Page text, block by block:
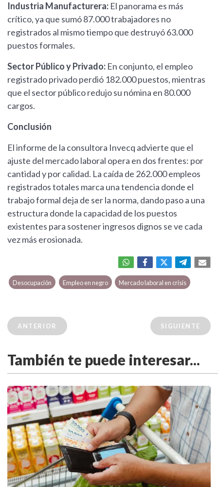
Industria Manufacturera: El panorama es más
crítico, ya que sumó 87.000 trabajadores no
registrados al mismo tiempo que destruyó 63.000
puestos formales.
Sector Público y Privado: En conjunto, el empleo
registrado privado perdió 182.000 puestos, mientras
que el sector público redujo su nómina en 80.000
cargos.
Conclusión
El informe de la consultora Invecq advierte que el
ajuste del mercado laboral opera en dos frentes: por
cantidad y por calidad. La caída de 262.000 empleos
registrados totales marca una tendencia donde el
trabajo formal deja de ser la norma, dando paso a una
estructura donde la capacidad de los puestos
existentes para sostener ingresos dignos se ve cada
vez más erosionada.
Desocupación Empleo en negro Mercado laboral en crisis
ANTERIOR SIGUIENTE
También te puede interesar...